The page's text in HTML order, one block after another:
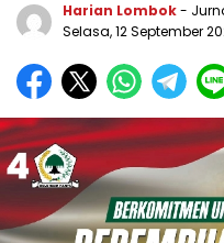
Harian Lombok-
Selasa, 12 September